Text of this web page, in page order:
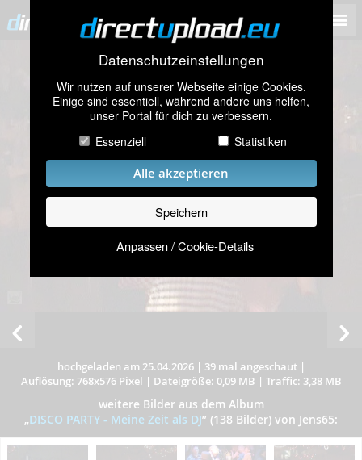
Datenschutzeinstellungen
Wir nutzen auf unserer Webseite einige Cookies.
Einige sind essentiell, während andere uns helfen,
unser Portal für dich zu verbessern.
Essenziell
Statistiken
Alle akzeptieren
Speichern
Anpassen / Cookie-Details
hochgeladen am 25.04.2026| 39 mal angeschaut|
Auflösung: 768x576 Pixel | Dateigröße: 0,09 MB | Traffic: 3,38 MB
weitere Bilder aus dem Album
„DISCO PARTY - Meine Zeit als DJ” (138 Bilder) von Jens65: